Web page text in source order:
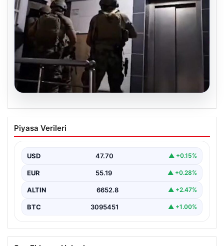
İntihar Mektubuyla Ortaya Çıkan
Tefecilik Şebekesi Çökertildi: Milyarlık
Elazığ'da tefecilere borçlandığını belirterek hayatına
bölgedeki büyük…
Piyasa Verileri
USD 47.70 ▲ +0.15%
EUR 55.19 ▲ +0.28%
ALTIN 6652.8 ▲ +2.47%
BTC 3095451 ▲ +1.00%